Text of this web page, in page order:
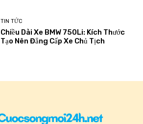
TIN TỨC
Chiều Dài Xe BMW 750Li: Kích Thước
Tạo Nên Đẳng Cấp Xe Chủ Tịch